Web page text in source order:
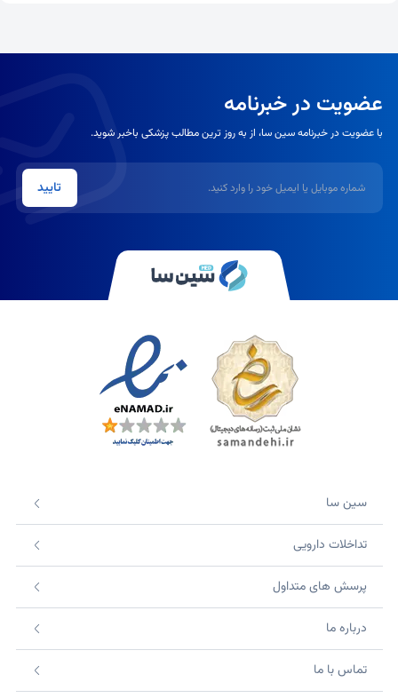
عضویت در خبرنامه
با عضویت در خبرنامه سین سا، از به روز ترین مطالب پزشکی باخبر شوید.
تایید
سین سا
تداخلات دارویی
پرسش های متداول
درباره ما
تماس با ما